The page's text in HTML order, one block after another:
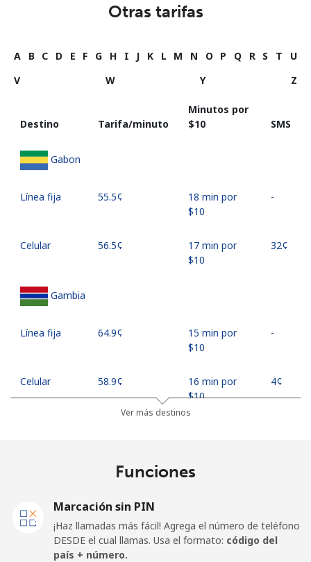
Otras tarifas
A B C D E F G H I J K L M N O P Q R S T
U
V
W Y Z
Destino Tarifa/minuto
Minutos por
⁦$10⁩
SMS
Gabon
Línea fija ⁦55.5¢⁩
18 min por
⁦$10⁩
-
Celular ⁦56.5¢⁩
17 min por
⁦$10⁩
⁦32¢⁩
Gambia
Línea fija ⁦64.9¢⁩
15 min por
⁦$10⁩
-
Celular ⁦58.9¢⁩
16 min por
⁦$10⁩
⁦4¢⁩
⁦32.5¢⁩
30 min por
Celular
⁦$10⁩
Ver más destinos
Funciones
Marcación sin PIN
¡Haz llamadas más fácil! Agrega el número de teléfono
DESDE el cual llamas. Usa el formato: código del
país + número.